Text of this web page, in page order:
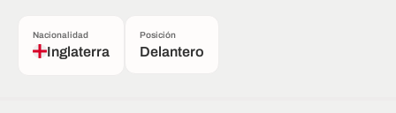
Nacionalidad
Inglaterra
Posición
Delantero